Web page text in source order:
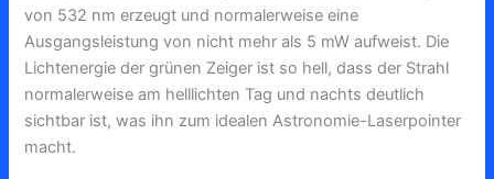
von 532 nm erzeugt und normalerweise eine
Ausgangsleistung von nicht mehr als 5 mW aufweist. Die
Lichtenergie der grünen Zeiger ist so hell, dass der Strahl
normalerweise am helllichten Tag und nachts deutlich
sichtbar ist, was ihn zum idealen Astronomie-Laserpointer
macht.